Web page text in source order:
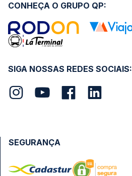
SIGA NOSSAS REDES SOCIAIS:
CONHEÇA O GRUPO QP:
SEGURANÇA